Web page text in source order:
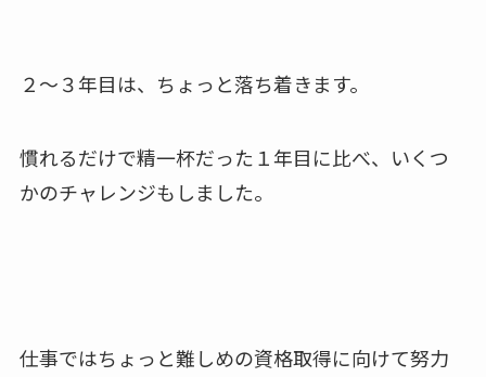
２〜３年目は、ちょっと落ち着きます。
慣れるだけで精一杯だった１年目に比べ、いくつ
かのチャレンジもしました。
仕事ではちょっと難しめの資格取得に向けて努力